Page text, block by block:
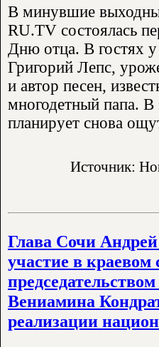
В минувшие
RU.TV состоялась
Дню отца. В гостях
Григорий Лепс,
и автор песен,
многодетный папа. В
планирует снова
Источник:
Глава Сочи
участие в
Вениамина
реализации